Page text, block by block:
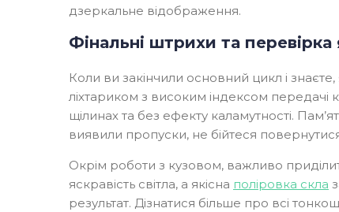
дзеркальне відображення.
Фінальні штрихи та перевірка
Коли ви закінчили основний цикл і
ліхтариком з високим індексом передачі
щілинах та без ефекту каламутності.
виявили пропуски, не бійтеся
Окрім роботи з кузовом, важливо
яскравість світла, а якісна поліровка скла
результат. Дізнатися більше про всі